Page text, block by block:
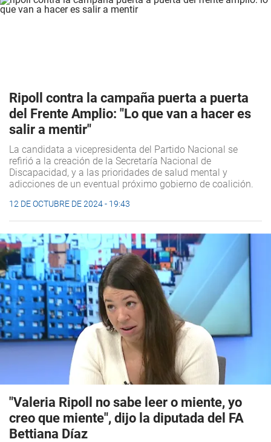
Ripoll contra la campaña puerta a puerta
del Frente Amplio: "Lo que van a hacer es
salir a mentir"
La candidata a vicepresidenta del Partido Nacional se
refirió a la creación de la Secretaría Nacional de
Discapacidad, y a las prioridades de salud mental y
adicciones de un eventual próximo gobierno de coalición.
12 DE OCTUBRE DE 2024 - 19:43
"Valeria Ripoll no sabe leer o miente, yo
creo que miente", dijo la diputada del FA
Bettiana Díaz